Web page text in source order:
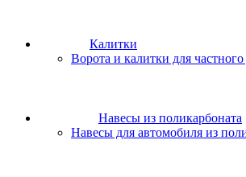
Калитки
Ворота и калитки для
Навесы из поликарбоната
Навесы для автомобиля из